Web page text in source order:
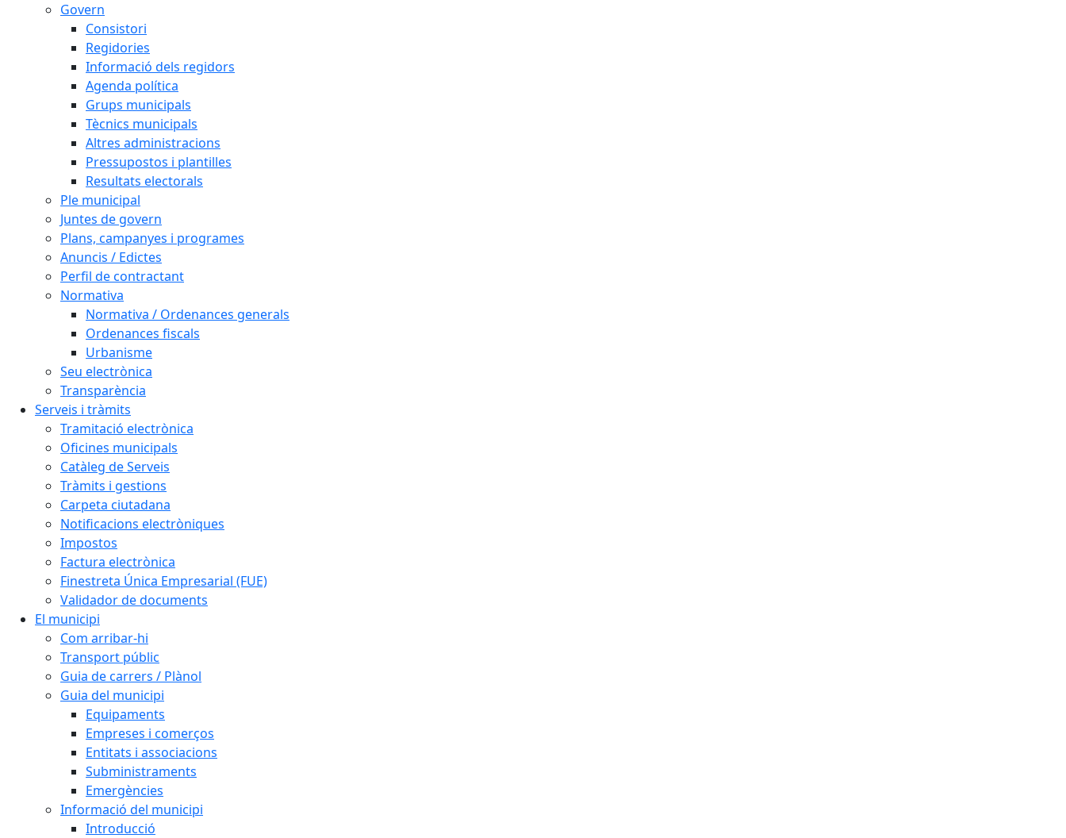
Govern
Consistori
Regidories
Informació dels regidors
Agenda política
Grups municipals
Tècnics municipals
Altres administracions
Pressupostos i plantilles
Resultats electorals
Ple municipal
Juntes de govern
Plans, campanyes i programes
Anuncis / Edictes
Perfil de contractant
Normativa
Normativa / Ordenances generals
Ordenances fiscals
Urbanisme
Seu electrònica
Transparència
Serveis i tràmits
Tramitació electrònica
Oficines municipals
Catàleg de Serveis
Tràmits i gestions
Carpeta ciutadana
Notificacions electròniques
Impostos
Factura electrònica
Finestreta Única Empresarial (FUE)
Validador de documents
El municipi
Com arribar-hi
Transport públic
Guia de carrers / Plànol
Guia del municipi
Equipaments
Empreses i comerços
Entitats i associacions
Subministraments
Emergències
Informació del municipi
Introducció